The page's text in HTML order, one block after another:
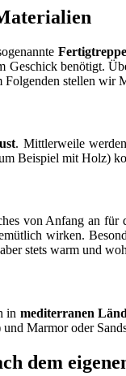
Geschick benötigt.
stellen wir
. Mittlerweile
Beispiel mit Holz)
von Anfang an für
wirken.
stets warm und
in mediterranen
Marmor oder
dem